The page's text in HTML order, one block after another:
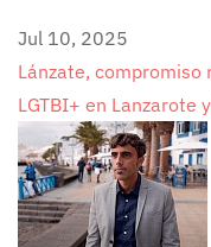
Jul 10, 2025
Lánzate, compromiso
LGTBI+ en Lanzarote